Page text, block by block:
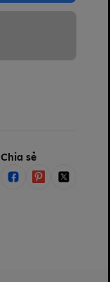
Chia sẻ